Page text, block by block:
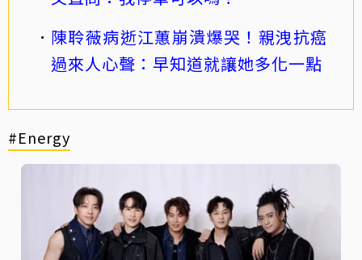
陳聆薇病逝江蕙崩潰爆哭！親洩抗癌
過來人心聲：早知道就讓她多化一點
#Energy